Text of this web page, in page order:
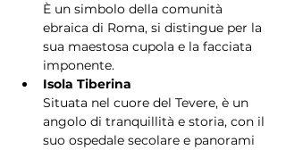
È un simbolo della comunità
ebraica di Roma, si distingue per la
sua maestosa cupola e la facciata
imponente.
Isola Tiberina
Situata nel cuore del Tevere, è un
angolo di tranquillità e storia, con il
suo ospedale secolare e panorami